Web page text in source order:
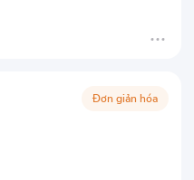
Đơn giản hóa